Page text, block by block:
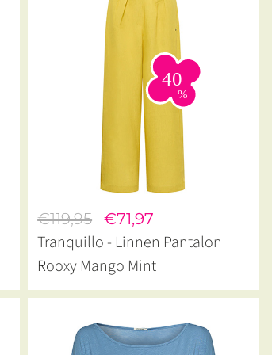
€119,95 €71,97
Tranquillo - Linnen Pantalon
Rooxy Mango Mint